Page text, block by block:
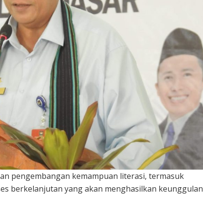
pengembangan kemampuan literasi, termasuk
berkelanjutan yang akan menghasilkan keunggulan